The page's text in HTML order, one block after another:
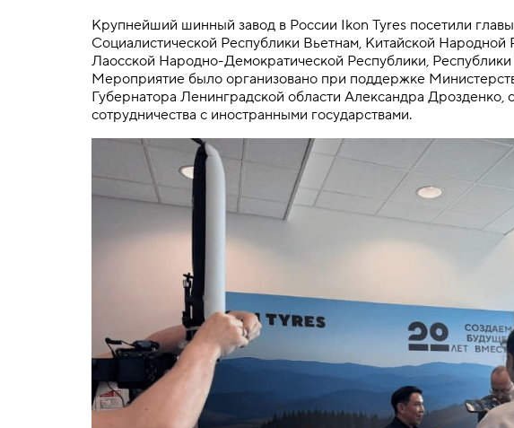
Крупнейший шинный завод в России Ikon Tyres посетили
Социалистической Республики Вьетнам, Китайской Народной
Лаосской Народно-Демократической Республики,
Мероприятие было организовано при поддержке
Губернатора Ленинградской области Александра Дрозденко,
сотрудничества с иностранными государствами.